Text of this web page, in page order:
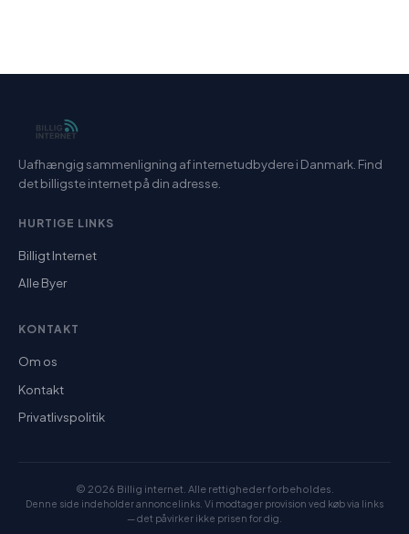
Uafhængig sammenligning af internetudbydere i Danmark. Find
det billigste internet på din adresse.
HURTIGE LINKS
Billigt Internet
Alle Byer
KONTAKT
Om os
Kontakt
Privatlivspolitik
© 2026 Billig internet. Alle rettigheder forbeholdes.
Denne side indeholder annoncelinks. Vi modtager provision ved køb via links
— det påvirker ikke prisen for dig.